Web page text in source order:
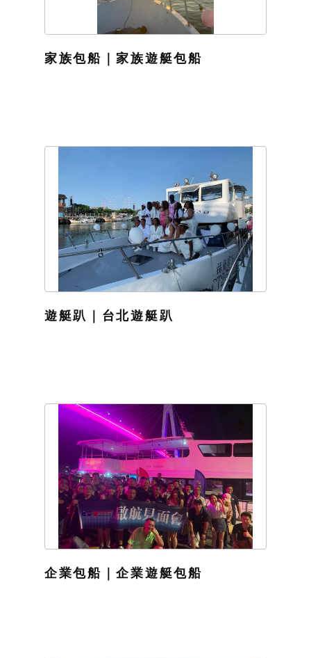
家族包船｜家族遊艇包船
遊艇趴｜台北遊艇趴
企業包船｜企業遊艇包船